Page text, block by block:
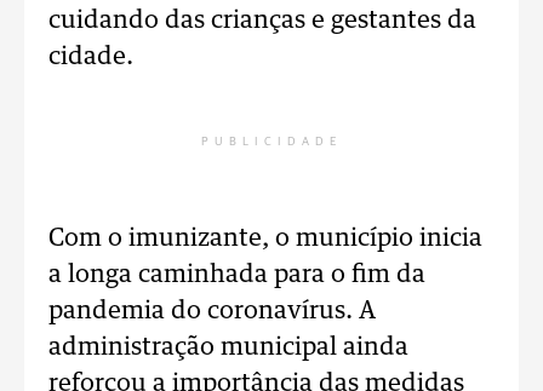
cuidando das crianças e gestantes da
cidade.
PUBLICIDADE
Com o imunizante, o município inicia
a longa caminhada para o fim da
pandemia do coronavírus. A
administração municipal ainda
reforçou a importância das medidas